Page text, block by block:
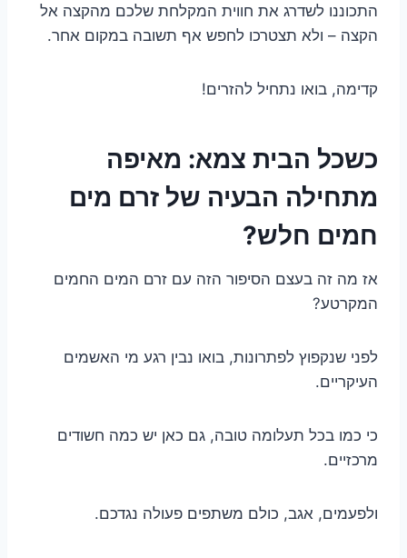
התכוננו לשדרג את חווית המקלחת שלכם מהקצה אל
הקצה – ולא תצטרכו לחפש אף תשובה במקום אחר.
קדימה, בואו נתחיל להזרים!
כשכל הבית צמא: מאיפה
מתחילה הבעיה של זרם מים
חמים חלש?
אז מה זה בעצם הסיפור הזה עם זרם המים החמים
המקרטע?
לפני שנקפוץ לפתרונות, בואו נבין רגע מי האשמים
העיקריים.
כי כמו בכל תעלומה טובה, גם כאן יש כמה חשודים
מרכזיים.
ולפעמים, אגב, כולם משתפים פעולה נגדכם.